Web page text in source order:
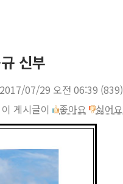
신부
2017/07/29 오전 06:39 (839)
이 게시글이
좋아요 싫어요